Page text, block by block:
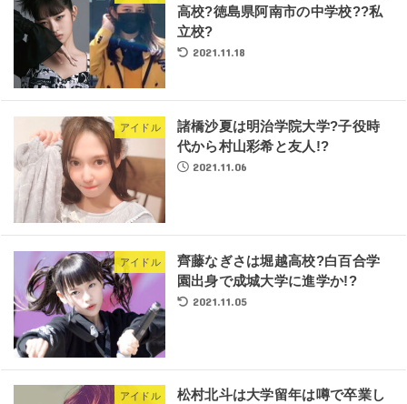
高校?徳島県阿南市の中学校??私
立校?
2021.11.18
アイドル
諸橋沙夏は明治学院大学?子役時
代から村山彩希と友人!?
2021.11.06
アイドル
齊藤なぎさは堀越高校?白百合学
園出身で成城大学に進学か!?
2021.11.05
アイドル
松村北斗は大学留年は噂で卒業し